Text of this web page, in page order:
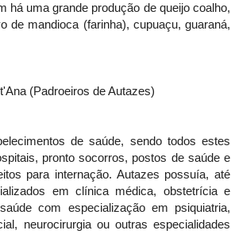
há uma grande produção de queijo coalho,
de mandioca (farinha), cupuaçu, guaraná,
(Padroeiros de Autazes)
de saúde, sendo todos estes
pronto socorros, postos de saúde e
para internação. Autazes possuía, até
em clínica médica, obstetrícia e
com especialização em psiquiatria,
neurocirurgia ou outras especialidades